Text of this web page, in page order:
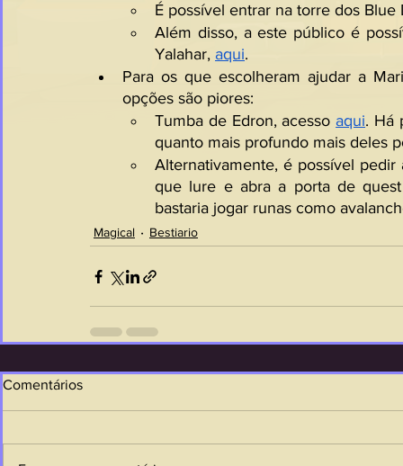
É possível entrar na torre dos
Além disso, a este público é
Yalahar, aqui.
Para os que escolheram ajudar a
opções são piores:
Tumba de Edron, acesso aqui. Há
quanto mais profundo mais deles
Alternativamente, é possível
que lure e abra a porta de
bastaria jogar runas como
Magical Bestiario
Comentários